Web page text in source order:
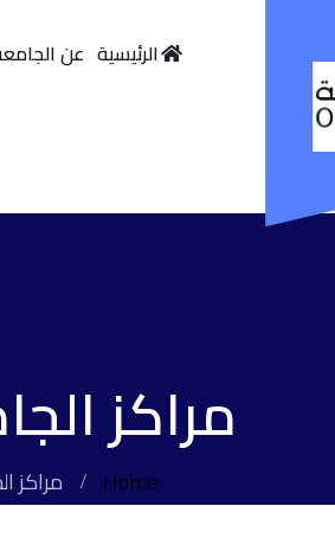
الرئيسية عن
مراكز
Home مراكز